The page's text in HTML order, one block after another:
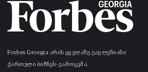
Forbes Georgia არის ყველაზე გავლენიანი
ქართული ბიზნეს-გამოცემა.